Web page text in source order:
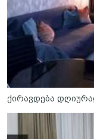
ქირავდება